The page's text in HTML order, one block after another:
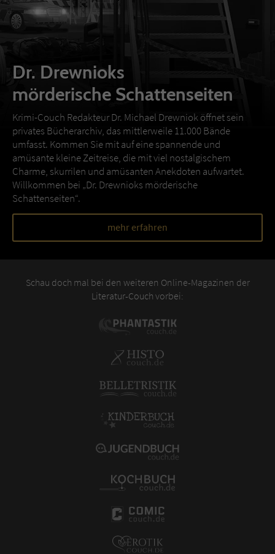
Dr. Drewnioks
mörderische Schattenseiten
Krimi-Couch Redakteur Dr. Michael Drewniok öffnet sein
privates Bücherarchiv, das mittlerweile 11.000 Bände
umfasst. Kommen Sie mit auf eine spannende und
amüsante kleine Zeitreise, die mit viel nostalgischem
Charme, skurrilen und amüsanten Anekdoten aufwartet.
Willkommen bei „Dr. Drewnioks mörderische
Schattenseiten“.
mehr erfahren
Schau doch mal bei den weiteren Online-Magazinen der
Literatur-Couch vorbei: